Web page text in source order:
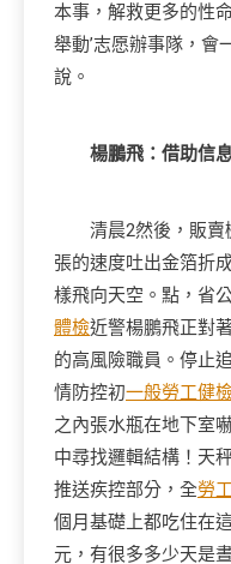
本事，解救更多的性
舉動’志愿辦事隊，會
說。
楊鵬飛：借助信息
清晨2然後，販賣
張的速度吐出金箔折
樣飛向天空。點，省
體檢近警楊鵬飛正對
的高風險職員。停止
情防控初一般勞工健
之內張水瓶在地下室
中尋找邏輯結構！天
推送疾控部分，全勞
個月基礎上都吃住在
元，有很多多少天是